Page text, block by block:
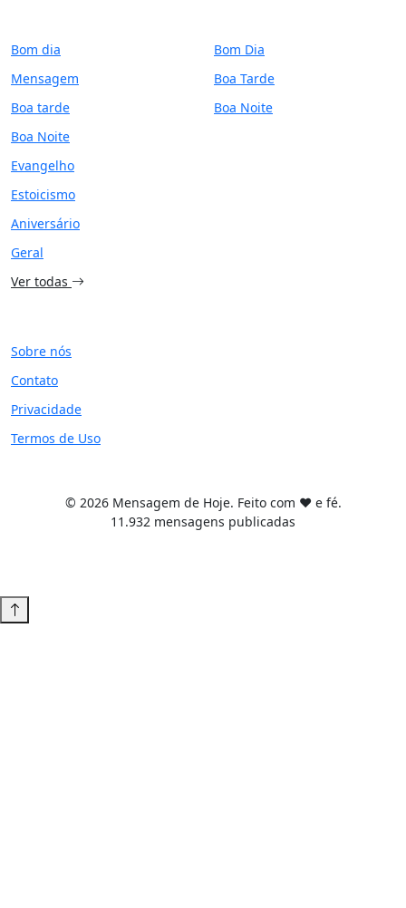
Bom dia
Mensagem
Boa tarde
Boa Noite
Evangelho
Estoicismo
Aniversário
Geral
Ver todas
Bom Dia
Boa Tarde
Boa Noite
Sobre nós
Contato
Privacidade
Termos de Uso
© 2026 Mensagem de Hoje. Feito com ❤️ e fé.
11.932 mensagens publicadas